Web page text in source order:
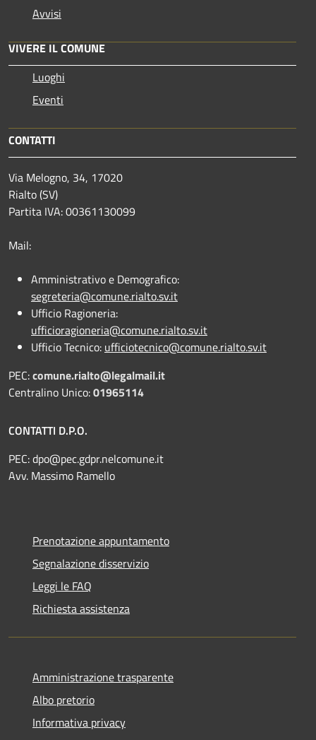
Avvisi
VIVERE IL COMUNE
Luoghi
Eventi
CONTATTI
Via Melogno, 34, 17020
Rialto (SV)
Partita IVA: 00361130099
Mail:
Amministrativo e Demografico:
segreteria@comune.rialto.sv.it
Ufficio Ragioneria:
ufficioragioneria@comune.rialto.sv.it
Ufficio Tecnico: ufficiotecnico@comune.rialto.sv.it
PEC:comune.rialto@legalmail.it
Centralino Unico:01965114
CONTATTI D.P.O.
PEC:dpo@pec.gdpr.nelcomune.it
Avv. Massimo Ramello
Prenotazione appuntamento
Segnalazione disservizio
Leggi le FAQ
Richiesta assistenza
Amministrazione trasparente
Albo pretorio
Informativa privacy